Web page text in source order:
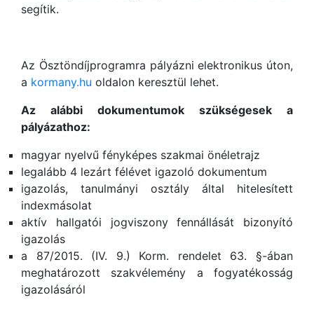
segítik.
Az Ösztöndíjprogramra pályázni elektronikus úton,
a kormany.hu oldalon keresztül lehet.
Az alábbi dokumentumok szükségesek a
pályázathoz:
magyar nyelvű fényképes szakmai önéletrajz
legalább 4 lezárt félévet igazoló dokumentum
igazolás, tanulmányi osztály által hitelesített
indexmásolat
aktív hallgatói jogviszony fennállását bizonyító
igazolás
a 87/2015. (IV. 9.) Korm. rendelet 63. §-ában
meghatározott szakvélemény a fogyatékosság
igazolásáról